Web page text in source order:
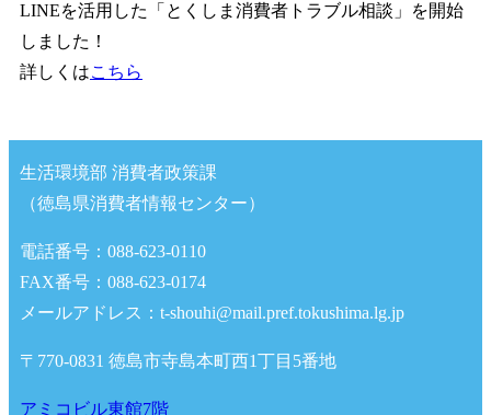
LINEを活用した「とくしま消費者トラブル相談」を開始
しました！
詳しくはこちら
生活環境部 消費者政策課
（徳島県消費者情報センター）
電話番号：088-623-0110
FAX番号：088-623-0174
メールアドレス：t-shouhi@mail.pref.tokushima.lg.jp
〒770-0831 徳島市寺島本町西1丁目5番地
アミコビル東館7階